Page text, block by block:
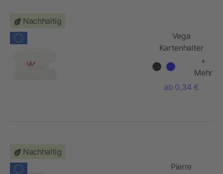
Nachhaltig
Vega
Kartenhalter
recyceltem
Kunststoff
+
Mehr
ab 0,34 €
Nachhaltig
Pierre